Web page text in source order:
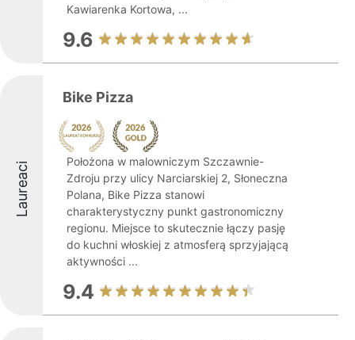
Kawiarenka Kortowa, ...
9.6
Laureaci
Bike Pizza
Położona w malowniczym Szczawnie-
Zdroju przy ulicy Narciarskiej 2, Słoneczna
Polana, Bike Pizza stanowi
charakterystyczny punkt gastronomiczny
regionu. Miejsce to skutecznie łączy pasję
do kuchni włoskiej z atmosferą sprzyjającą
aktywności ...
9.4